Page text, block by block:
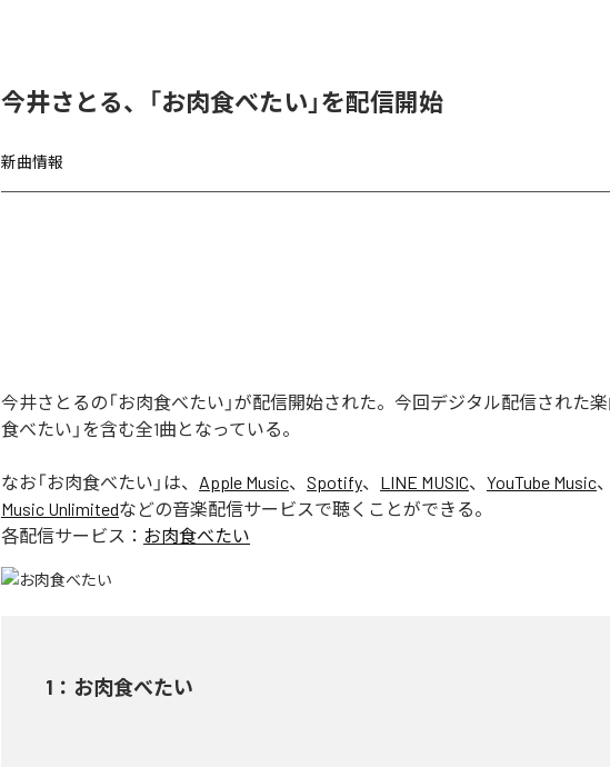
今井さとる、「お肉食べたい」を配信開始
新曲情報
今井さとるの「お肉食べたい」が配信開始された。今回デジタル配信された楽
食べたい」を含む全1曲となっている。
なお「お肉食べたい 」は、 Apple Music、 Spotify、 LINE MUSIC、 YouTube Music、
Music Unlimitedなどの音楽配信サービスで聴くことができる。
各配信サービス： お肉食べたい
1 ： お肉食べたい